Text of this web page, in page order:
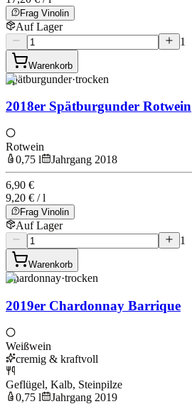
Frag Vinolin
Auf Lager
1
Warenkorb
Spätburgunder·trocken
2018er Spätburgunder Rotwein
Rotwein
0,75 l
Jahrgang 2018
6,90 €
9,20 € / l
Frag Vinolin
Auf Lager
1
Warenkorb
Chardonnay·trocken
2019er Chardonnay Barrique
Weißwein
cremig & kraftvoll
Geflügel, Kalb, Steinpilze
0,75 l
Jahrgang 2019